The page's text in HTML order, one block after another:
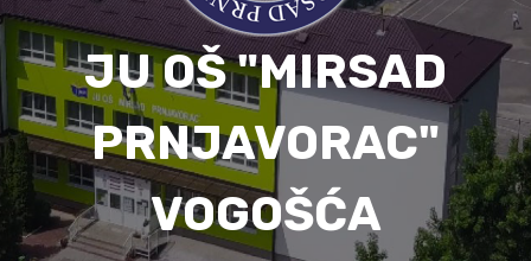
JU OŠ "MIRSAD
PRNJAVORAC"
VOGOŠĆA